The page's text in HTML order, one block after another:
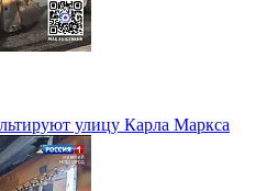
улицу Карла Маркса